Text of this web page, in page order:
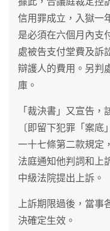
信用罪成立，入獄一
是必須在六個月內支
處被告支付堂費及訴
辯護人的費用。另判
庫。
「裁決書」又宣告
〔即留下犯罪「案
一十七條第二款規定
法庭通知他判詞和上
中級法院提出上訴。
上訴期限過後，當事
決確定生效。